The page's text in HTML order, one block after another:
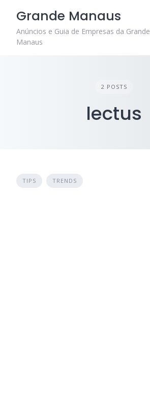
content
Grande Manaus
Anúncios e Guia de Empresas da Grande
Manaus
2 POSTS
lectus
TIPS TRENDS